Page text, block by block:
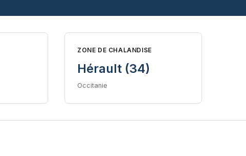
ZONE DE CHALANDISE
Hérault (34)
Occitanie